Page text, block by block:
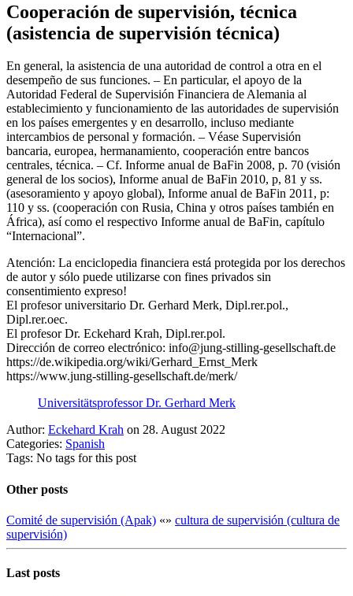
Cooperación de supervisión, técnica
(asistencia de supervisión técnica)
En general, la asistencia de una autoridad de control a otra en el
desempeño de sus funciones. – En particular, el apoyo de la
Autoridad Federal de Supervisión Financiera de Alemania al
establecimiento y funcionamiento de las autoridades de supervisión
en los países emergentes y en desarrollo, incluso mediante
intercambios de personal y formación. – Véase Supervisión
bancaria, europea, hermanamiento, cooperación entre bancos
centrales, técnica. – Cf. Informe anual de BaFin 2008, p. 70 (visión
general de los socios), Informe anual de BaFin 2010, p, 81 y ss.
(asesoramiento y apoyo global), Informe anual de BaFin 2011, p:
110 y ss. (cooperación con Rusia, China y otros países también en
África), así como el respectivo Informe anual de BaFin, capítulo
“Internacional”.
Atención: La enciclopedia financiera está protegida por los derechos
de autor y sólo puede utilizarse con fines privados sin
consentimiento expreso!
El profesor universitario Dr. Gerhard Merk, Dipl.rer.pol.,
Dipl.rer.oec.
El profesor Dr. Eckehard Krah, Dipl.rer.pol.
Dirección de correo electrónico: info@jung-stilling-gesellschaft.de
https://de.wikipedia.org/wiki/Gerhard_Ernst_Merk
https://www.jung-stilling-gesellschaft.de/merk/
Universitätsprofessor Dr. Gerhard Merk
Author: Eckehard Krah on 28. August 2022
Categories: Spanish
Tags: No tags for this post
Other posts
Comité de supervisión (Apak) «» cultura de supervisión (cultura de
supervisión)
Last posts